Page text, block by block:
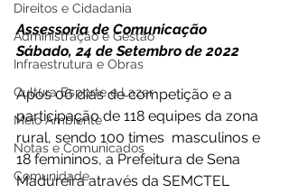
Direitos e Cidadania
Administração e Gestão
Infraestrutura e Obras
Cultura Esporte e Lazer
Meio Ambiente
Notas e Comunicados
Comunidade
Assessoria de Comunicação
Sábado, 24 de Setembro de 2022
Após 06 dias de competição e a
participação de 118 equipes da zona
rural, sendo 100 times  masculinos e
18 femininos, a Prefeitura de Sena
Madureira através da SEMCTEL